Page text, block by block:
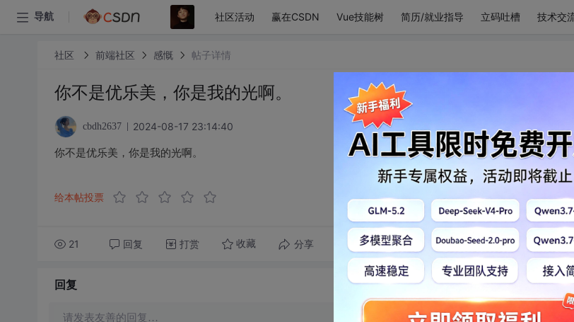
导航 社区活动 赢在CSDN Vue技能树 简历/就业指导 立码吐槽 技术交
社区 前端社区 感慨 帖子详情
你不是优乐美，你是我的光啊。
cbdh2637 2024-08-17 23:14:40
你不是优乐美，你是我的光啊。
给本帖投票
21 回复 打赏 收藏 分享 转发到动态 举报
回复
请发表友善的回复…